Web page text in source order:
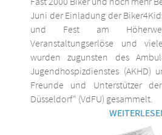
Juni der Einladung der
und Fest am
Veranstaltungserlöse und
wurden zugunsten des
Jugendhospizdienstes (AKHD)
Freunde und Unterstützer
Düsseldorf“ (VdFU) gesammelt.